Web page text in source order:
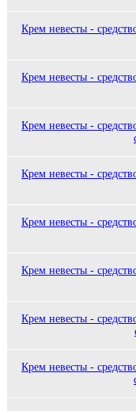
Крем невесты -
Крем невесты -
Крем невесты -
Крем невесты -
Крем невесты -
Крем невесты -
Крем невесты -
Крем невесты -